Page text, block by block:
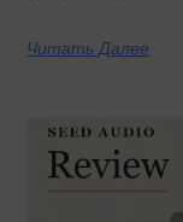
Читать Далее